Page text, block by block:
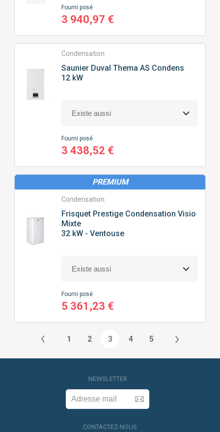
Fourni posé
3 940,97 €
Condensation
Saunier Duval Thema AS Condens
12 kW
Fourni posé
3 438,52 €
PREMIUM
Condensation
Frisquet Prestige Condensation Visio
Mixte
32 kW - Ventouse
Fourni posé
5 361,23 €
1 2 3 4 5
NEWSLETTER
CONTACTEZ-NOUS